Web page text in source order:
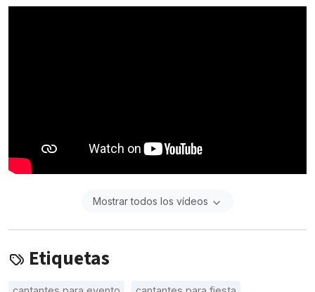
Mostrar todos los vídeos
Etiquetas